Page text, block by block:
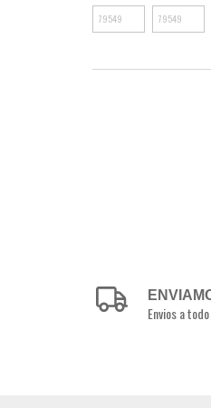
Envios a